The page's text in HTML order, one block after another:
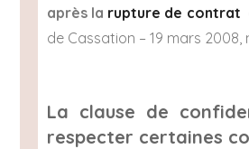
après la rupture de contrat
de Cassation – 19 mars 2008,
La clause de
respecter certaines